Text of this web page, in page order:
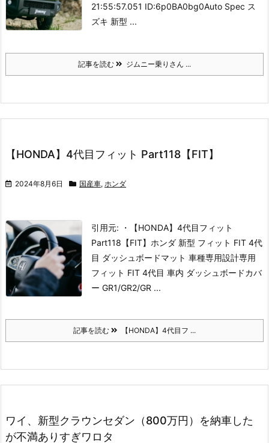
21:55:57.051 ID:6p0BA0bg0Auto Spec ス
ズキ 新型 ...
記事を読む ジムニー乗りさん ...
【HONDA】4代目フィット Part118【FIT】
2024年8月6日 国産車, ホンダ
引用元: ・【HONDA】4代目フィット
Part118【FIT】 ホンダ 新型 フィット FIT 4代
目 ダッシュボードマット 車種専用設計専用
フィット FIT 4代目 車内 ダッシュボードカバ
ー GR1/GR2/GR ...
記事を読む 【HONDA】4代目フ ...
ワイ、新型クラウンセダン（800万円）を納車した
が不満ありすぎワロタ